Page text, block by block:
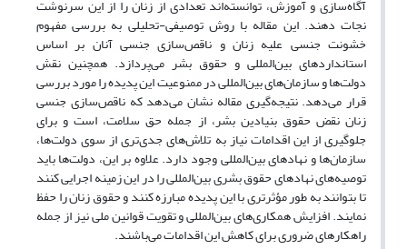
آگاه‌سازی و آموزش، توانسته‌اند تعدادی از زنان را از این سرنوشت
نجات دهند. این مقاله با روش توصیفی-تحلیلی به بررسی مفهوم
خشونت جنسی علیه زنان و ناقص‌سازی جنسی آنان بر اساس
استانداردهای بین‌المللی و حقوق بشر می‌پردازد. همچنین نقش
دولت‌ها و سازمان‌های بین‌المللی در ممنوعیت این پدیده را مورد بررسی
قرار می‌دهد. نتیجه‌گیری مقاله نشان می‌دهد که ناقص‌سازی جنسی
زنان نقض حقوق بنیادین بشر، از جمله حق سلامت، است و برای
جلوگیری از این اقدامات نیاز به تلاش‌های جدی‌تری از سوی دولت‌ها،
سازمان‌ها و نهادهای بین‌المللی وجود دارد. علاوه بر این، دولت‌ها باید
توصیه‌های نهادهای حقوق بشری بین‌المللی را در این زمینه اجرایی کنند
تا بتوانند به طور مؤثرتری با این پدیده مبارزه کنند و حقوق زنان را حفظ
نمایند. افزایش همکاری‌های بین‌المللی و تقویت قوانین ملی نیز از جمله
راهکارهای ضروری برای کاهش این اقدامات می‌باشند.